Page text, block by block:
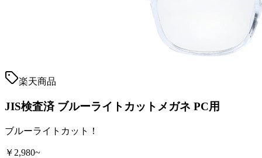
楽天商品
JIS検査済 ブルーライトカットメガネ PC用
ブルーライトカット！
￥2,980~